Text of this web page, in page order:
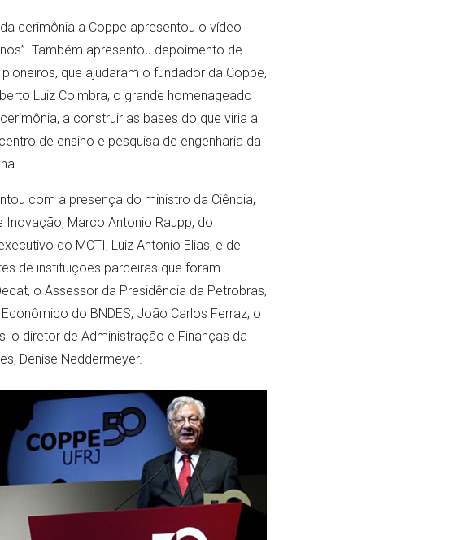
cerimônia a Coppe apresentou o vídeo
Também apresentou depoimento de
que ajudaram o fundador da Coppe,
Luiz Coimbra, o grande homenageado
a construir as bases do que viria a
de ensino e pesquisa de engenharia da
com a presença do ministro da Ciência,
Inovação, Marco Antonio Raupp, do
do MCTI, Luiz Antonio Elias, e de
de instituições parceiras que foram
o Assessor da Presidência da Petrobras,
do BNDES, João Carlos Ferraz, o
o diretor de Administração e Finanças da
Denise Neddermeyer.